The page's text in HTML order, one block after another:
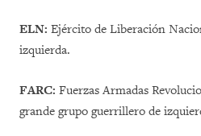
ELN: Ejército de Liberación
izquierda.
FARC: Fuerzas Armadas
grande grupo guerrillero de